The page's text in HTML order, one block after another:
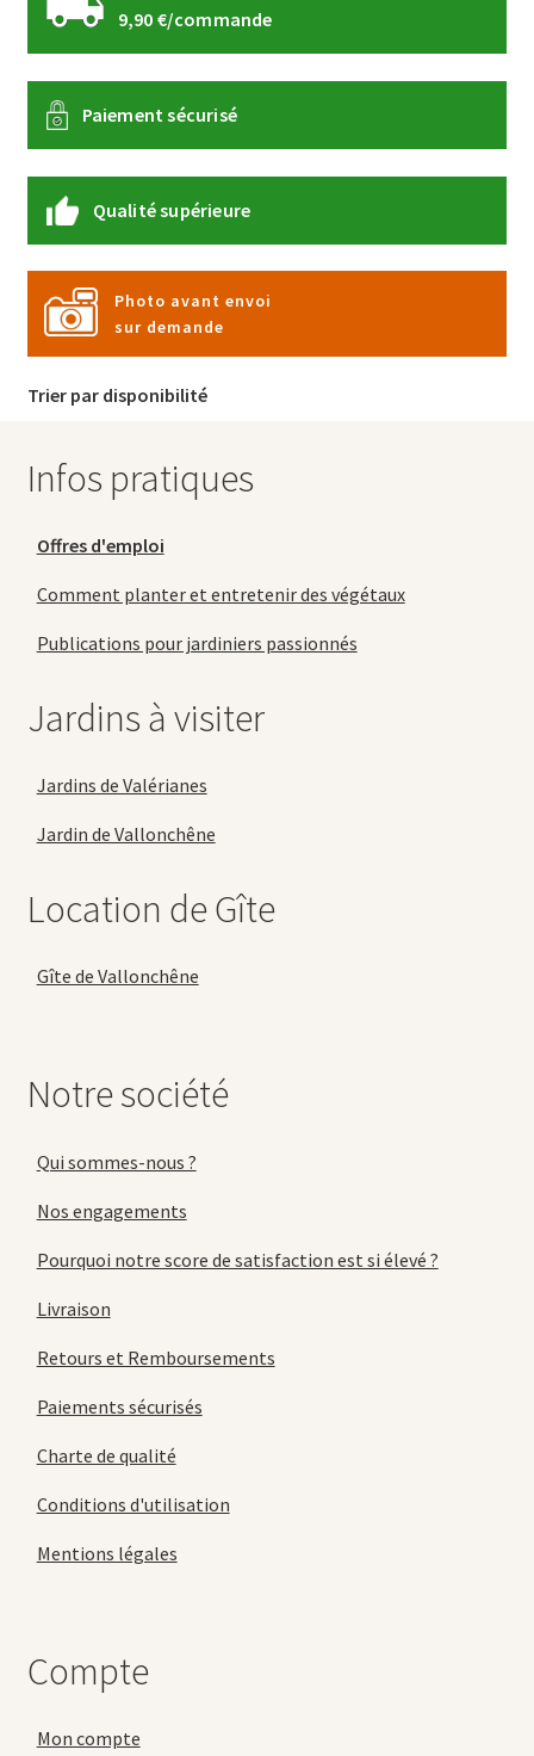
9,90 €/commande
Paiement sécurisé
Qualité supérieure
Photo avant envoi
sur demande
Trier par disponibilité
Infos pratiques
Offres d'emploi
Comment planter et entretenir des végétaux
Publications pour jardiniers passionnés
Jardins à visiter
Jardins de Valérianes
Jardin de Vallonchêne
Location de Gîte
Gîte de Vallonchêne
Notre société
Qui sommes-nous ?
Nos engagements
Pourquoi notre score de satisfaction est si élevé ?
Livraison
Retours et Remboursements
Paiements sécurisés
Charte de qualité
Conditions d'utilisation
Mentions légales
Compte
Mon compte